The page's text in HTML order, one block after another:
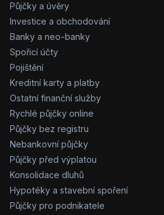
Půjčky a úvěry
Investice a obchodování
Banky a neo-banky
Spořicí účty
Pojištění
Kreditní karty a platby
Ostatní finanční služby
Rychlé půjčky online
Půjčky bez registru
Nebankovní půjčky
Půjčky před výplatou
Konsolidace dluhů
Hypotéky a stavební spoření
Půjčky pro podnikatele